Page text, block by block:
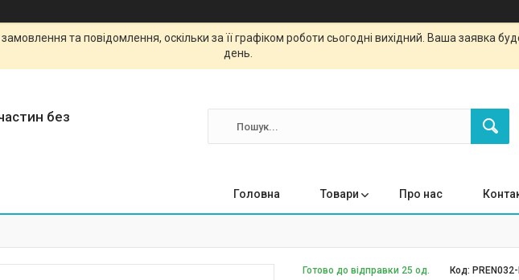
та повідомлення, оскільки за її графіком роботи сьогодні вихідний. Ваша заявка
день.
без
Головна Товари Про нас
Готово до відправки 25 од. Код: